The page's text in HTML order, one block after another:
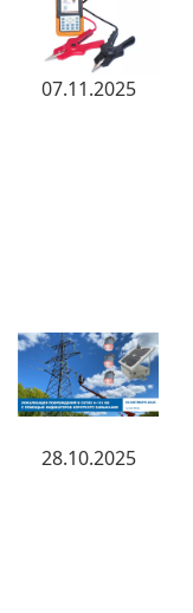
07.11.2025
28.10.2025